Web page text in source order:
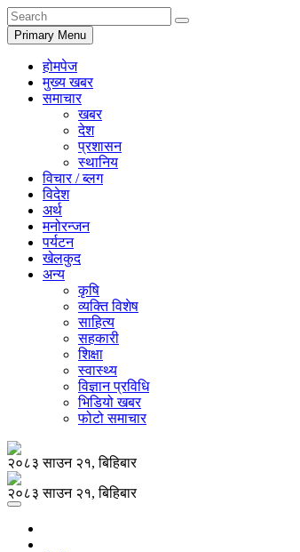
Primary Menu
होमपेज
मुख्य खबर
समाचार
खबर
देश
प्रशासन
स्थानिय
विचार / ब्लग
विदेश
अर्थ
मनोरन्जन
पर्यटन
खेलकुद
अन्य
कृषि
व्यक्ति विशेष
साहित्य
सहकारी
शिक्षा
स्वास्थ्य
विज्ञान प्रविधि
भिडियो खबर
फोटो समाचार
२०८३ साउन २१, बिहिबार
२०८३ साउन २१, बिहिबार